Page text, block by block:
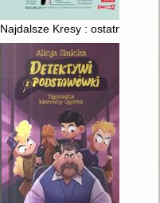
Najdalsze Kresy : ostatnie